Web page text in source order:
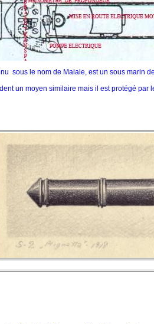
sous le nom de Maiale, est un sous
un moyen similaire mais il est protégé par